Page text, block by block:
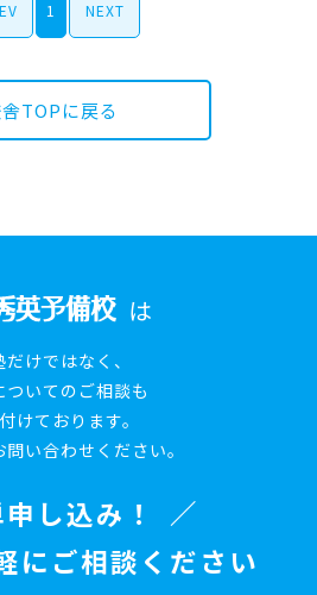
1 NEXT
TOPに戻る
は
だけではなく、
ついてのご相談も
けております。
い合わせください。
し込み！
にご相談ください